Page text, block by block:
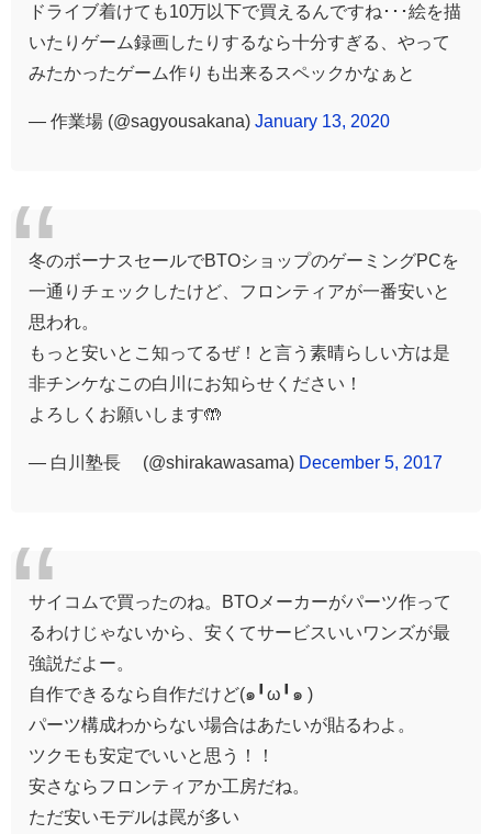
ドライブ着けても10万以下で買えるんですね･･･絵を描
いたりゲーム録画したりするなら十分すぎる、やって
みたかったゲーム作りも出来るスペックかなぁと
— 作業場 (@sagyousakana) January 13, 2020
冬のボーナスセールでBTOショップのゲーミングPCを
一通りチェックしたけど、フロンティアが一番安いと
思われ。
もっと安いとこ知ってるぜ！と言う素晴らしい方は是
非チンケなこの白川にお知らせください！
よろしくお願いします🤲
— 白川塾長©︎ (@shirakawasama) December 5, 2017
サイコムで買ったのね。BTOメーカーがパーツ作って
るわけじゃないから、安くてサービスいいワンズが最
強説だよー。
自作できるなら自作だけど(๑╹ω╹๑ )
パーツ構成わからない場合はあたいが貼るわよ。
ツクモも安定でいいと思う！！
安さならフロンティアか工房だね。
ただ安いモデルは罠が多い